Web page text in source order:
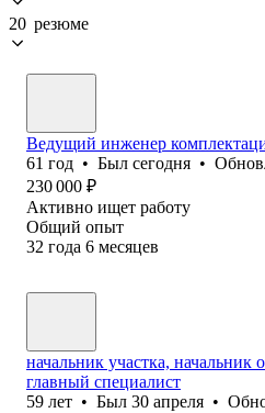
20 резюме
Ведущий инженер
61 год • Был сегодня •
230 000 ₽
Активно ищет работу
Общий опыт
32 года 6 месяцев
начальник участка,
главный специалист
59 лет • Был 30 апреля •